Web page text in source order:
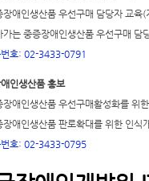
애인생산품 우선구매 담당자 교육(
는 중증장애인생산품 우선구매 담
번호: 02-3433-0791
인생산품 홍보
애인생산품 우선구매활성화를 위
애인생산품 판로확대를 위한 인식
번호: 02-3433-0795